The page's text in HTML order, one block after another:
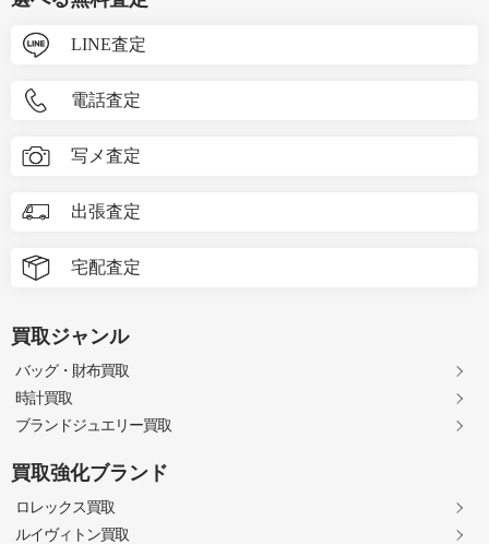
LINE査定
電話査定
写メ査定
出張査定
宅配査定
買取ジャンル
バッグ・財布買取
時計買取
ブランドジュエリー買取
買取強化ブランド
ロレックス買取
ルイヴィトン買取